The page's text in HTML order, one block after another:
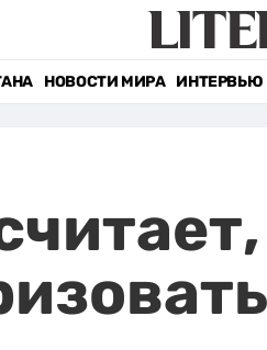
НОВОСТИ МИРА ИНТЕРВЬЮ